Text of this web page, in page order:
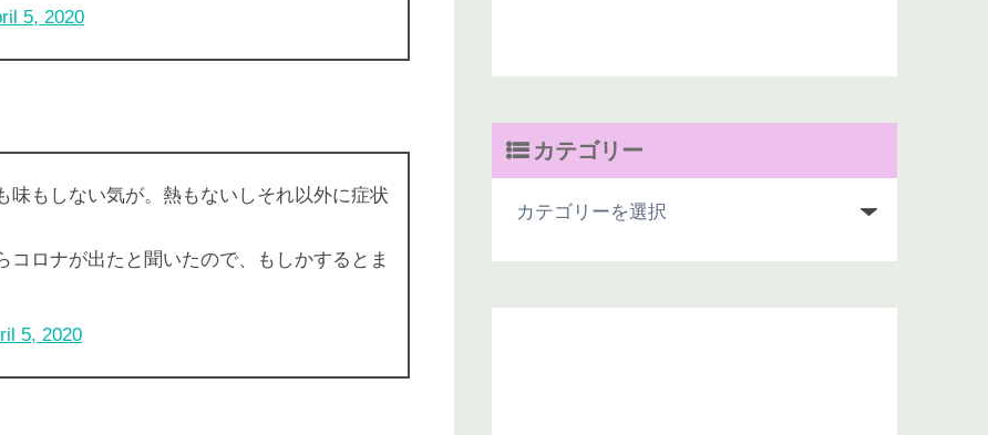
5, 2020
味もしない気が。熱もないしそれ以外に症状
ロナが出たと聞いたので、もしかするとま
5, 2020
カテゴリー